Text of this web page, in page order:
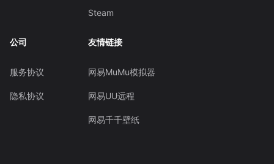
Steam
公司
服务协议
隐私协议
友情链接
网易MuMu模拟器
网易UU远程
网易千千壁纸